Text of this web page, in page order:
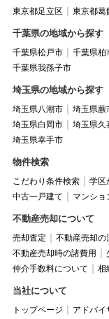
東京都足立区 東京都葛
千葉県の地域から探す
千葉県松戸市 千葉県柏
千葉県我孫子市
埼玉県の地域から探す
埼玉県八潮市 埼玉県蕨
埼玉県白岡市
埼玉県久
埼玉県幸手市
物件検索
こだわり条件検索 学区
中古一戸建て
マンショ
不動産売却について
売却査定 不動産売却の
不動産売却時の諸費用
仲介手数料について
相
当社について
トップページ アドバイ